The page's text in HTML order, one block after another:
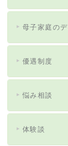
母子家庭の
優遇制度
悩み相談
体験談